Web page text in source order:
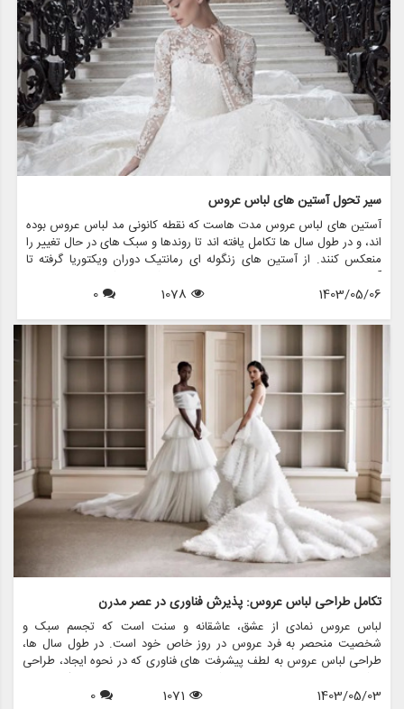
سیر تحول آستین های لباس عروس
آستین های لباس عروس مدت هاست که نقطه کانونی مد لباس عروس بوده
اند، و در طول سال ها تکامل یافته اند تا روندها و سبک های در حال تغییر را
منعکس کنند. از آستین های زنگوله ای رمانتیک دوران ویکتوریا گرفته تا
آستین های زیبای اسقف امروزی، هر طرحی جذابیت و شخصیت منحصر به
فرد خود را دارد. در این مقاله، به بررسی تحولات شگفت انگیز آستین های
پیشرو عروس، چگونه این عناصر جاودانه را در مجموعه نفیس لباس عروس
1403/05/06
1078
0
تکامل طراحی لباس عروس: پذیرش فناوری در عصر مدرن
لباس عروس نمادی از عشق، عاشقانه و سنت است که تجسم سبک و
شخصیت منحصر به فرد عروس در روز خاص خود است. در طول سال ها،
طراحی لباس عروس به لطف پیشرفت های فناوری که در نحوه ایجاد، طراحی
و شخصی سازی لباس ها متحول شده است، به طور قابل توجهی تکامل یافته
است. در این مقاله، نقش تکنولوژی در طراحی لباس عروس مدرن را بررسی
1403/05/03
1071
0